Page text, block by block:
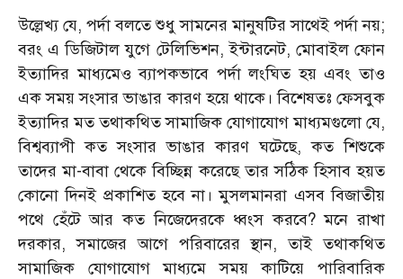
উল্লেখ্য যে, পর্দা বলতে শুধু সামনের মানুষটির সাথেই পর্দা নয়;
বরং এ ডিজিটাল যুগে টেলিভিশন, ইন্টারনেট, মোবাইল ফোন
ইত্যাদির মাধ্যমেও ব্যাপকভাবে পর্দা লংঘিত হয় এবং তাও
এক সময় সংসার ভাঙার কারণ হয়ে থাকে। বিশেষতঃ ফেসবুক
ইত্যাদির মত তথাকথিত সামাজিক যোগাযোগ মাধ্যমগুলো যে,
বিশ্বব্যাপী কত সংসার ভাঙার কারণ ঘটেছে, কত শিশুকে
তাদের মা-বাবা থেকে বিচ্ছিন্ন করেছে তার সঠিক হিসাব হয়ত
কোনো দিনই প্রকাশিত হবে না। মুসলমানরা এসব বিজাতীয়
পথে হেঁটে আর কত নিজেদেরকে ধ্বংস করবে? মনে রাখা
দরকার, সমাজের আগে পরিবারের স্থান, তাই তথাকথিত
সামাজিক যোগাযোগ মাধ্যমে সময় কাটিয়ে পারিবারিক